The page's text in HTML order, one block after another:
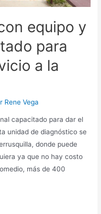
equipo y
para
a la
Rene Vega
capacitado para dar el
unidad de diagnóstico se
donde puede
ya que no hay costo
más de 400